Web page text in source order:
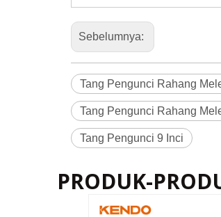
Sebelumnya:
Tang Pengunci Rahang
Tang Pengunci Rahang
Tang Pengunci 9 Inci
PRODUK-